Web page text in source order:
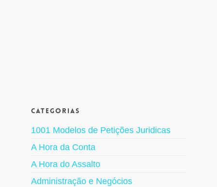
Categorias
1001 Modelos de Petições Juridicas
A Hora da Conta
A Hora do Assalto
Administração e Negócios